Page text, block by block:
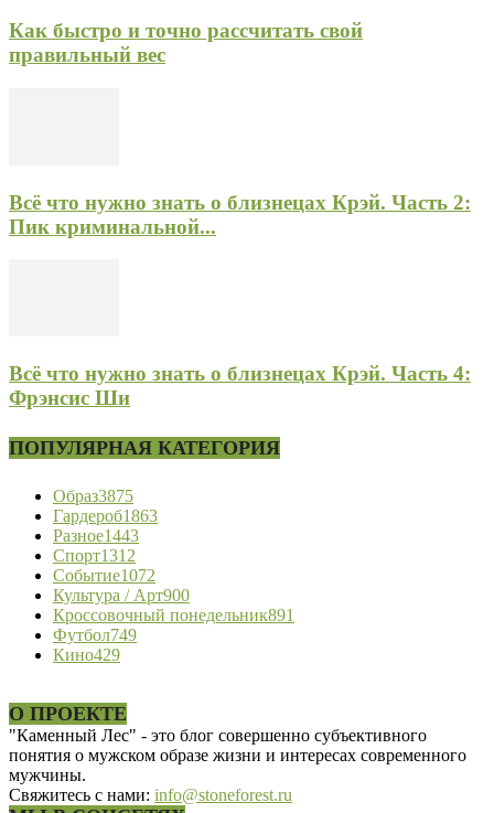
Как быстро и точно рассчитать свой
правильный вес
Всё что нужно знать о близнецах Крэй. Часть 2:
Пик криминальной...
Всё что нужно знать о близнецах Крэй. Часть 4:
Фрэнсис Ши
ПОПУЛЯРНАЯ КАТЕГОРИЯ
Образ3875
Гардероб1863
Разное1443
Спорт1312
Событие1072
Культура / Арт900
Кроссовочный понедельник891
Футбол749
Кино429
О ПРОЕКТЕ
"Каменный Лес" - это блог совершенно субъективного
понятия о мужском образе жизни и интересах современного
мужчины.
Свяжитесь с нами: info@stoneforest.ru